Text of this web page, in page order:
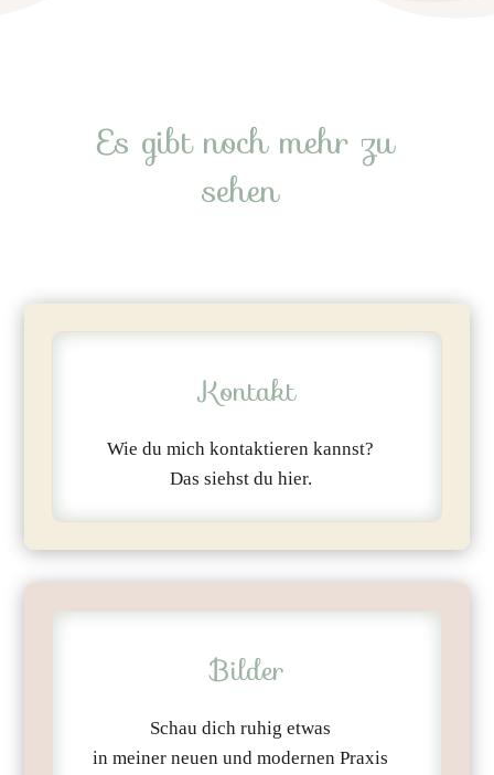
Es gibt noch mehr zu
sehen
Kontakt
Wie du mich kontaktieren kannst?
Das siehst du hier.
Bilder
Schau dich ruhig etwas
in meiner neuen und modernen Praxis